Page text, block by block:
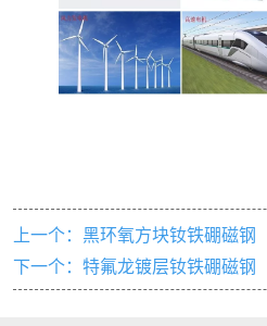
上一个：黑环氧方块钕铁硼磁钢
下一个：特氟龙镀层钕铁硼磁钢